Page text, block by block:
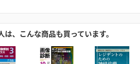
は、こんな商品も買っています。